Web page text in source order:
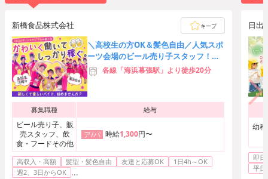
新橋食品株式会社 キープ
＼高校生の方OK＆髪色自由／人気スポ
ーツ会場のビール売り子スタッフ！友
達応募歓迎★時給3,000円可
各線「海浜幕張駅」より徒歩20分
募集職種 給与
ビール売り子、販
売スタッフ、飲
食・フードその他
ア/パ 時給1,300円〜
高収入・高額 髪型・髪色自由 友達と応募OK
1日4h～OK
週2、3日からOK ...
日出
幼
即日
平日